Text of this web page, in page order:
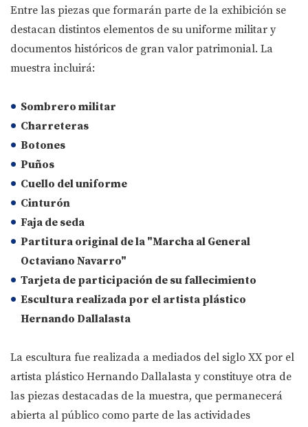
Entre las piezas que formarán parte de la exhibición se
destacan distintos elementos de su uniforme militar y
documentos históricos de gran valor patrimonial. La
muestra incluirá:
Sombrero militar
Charreteras
Botones
Puños
Cuello del uniforme
Cinturón
Faja de seda
Partitura original de la "Marcha al General
Octaviano Navarro"
Tarjeta de participación de su fallecimiento
Escultura realizada por el artista plástico
Hernando Dallalasta
La escultura fue realizada a mediados del siglo XX por el
artista plástico Hernando Dallalasta y constituye otra de
las piezas destacadas de la muestra, que permanecerá
abierta al público como parte de las actividades